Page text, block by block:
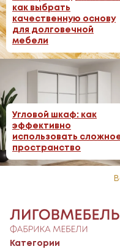
как выбрать
качественную основу
для долговечной
мебели
Угловой шкаф: как
эффективно
использовать
пространство
Категории